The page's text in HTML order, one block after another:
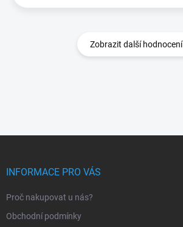
Zobrazit další hodnocení
INFORMACE PRO VÁS
Proč nakupovat u nás?
Obchodní podmínky